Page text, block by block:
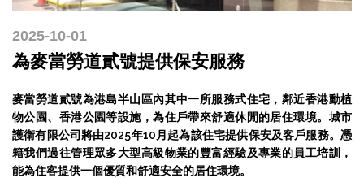
2025-10-01
為麥當勞道貳號提供保安服務
麥當勞道貳號為港島半山區內其中一所服務式住宅，鄰近香港動植
物公園、香港公園等設施，為住戶帶來舒適休閒的居住環境。城市
護衛有限公司將由2025年10月起為該住宅提供保安及客戶服務。憑
籍我們過往管理眾多大型高級物業的豐富經驗及專業的員工培訓，
能為住客提供一個優質和舒適安全的居住環境。